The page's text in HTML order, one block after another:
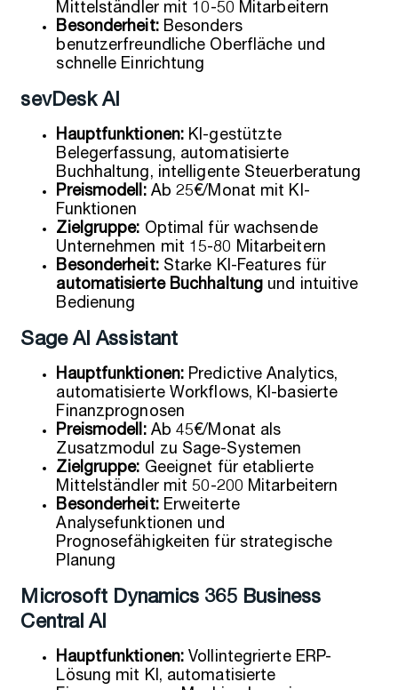
Mittelständler mit 10-50 Mitarbeitern
Besonderheit:Besonders
benutzerfreundliche Oberfläche und
schnelle Einrichtung
sevDesk AI
Hauptfunktionen: KI-gestützte
Belegerfassung, automatisierte
Buchhaltung, intelligente Steuerberatung
Preismodell:Ab 25€/Monat mit KI-
Funktionen
Zielgruppe: Optimal für wachsende
Unternehmen mit 15-80 Mitarbeitern
Besonderheit:Starke KI-Features für
automatisierte Buchhaltung und intuitive
Bedienung
Sage AI Assistant
Hauptfunktionen: Predictive Analytics,
automatisierte Workflows, KI-basierte
Finanzprognosen
Preismodell:Ab 45€/Monat als
Zusatzmodul zu Sage-Systemen
Zielgruppe: Geeignet für etablierte
Mittelständler mit 50-200 Mitarbeitern
Besonderheit:Erweiterte
Analysefunktionen und
Prognosefähigkeiten für strategische
Planung
Microsoft Dynamics 365 Business
Central AI
Hauptfunktionen: Vollintegrierte ERP-
Lösung mit KI, automatisierte